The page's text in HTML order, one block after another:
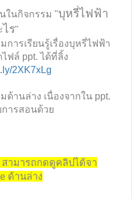
ในกิจกรรม "บุหรี่ไฟฟ้า
ร"
ารเรียนรู้เรื่องบุหรี่ไฟฟ้า
ฟล์ ppt. ได้ที่ลิ้ง
2XK7xLg
ด้านล่าง เนื่องจากใน ppt.
ารสอนด้วย
สามารถกดดูคลิปได้จา
ด้านล่าง